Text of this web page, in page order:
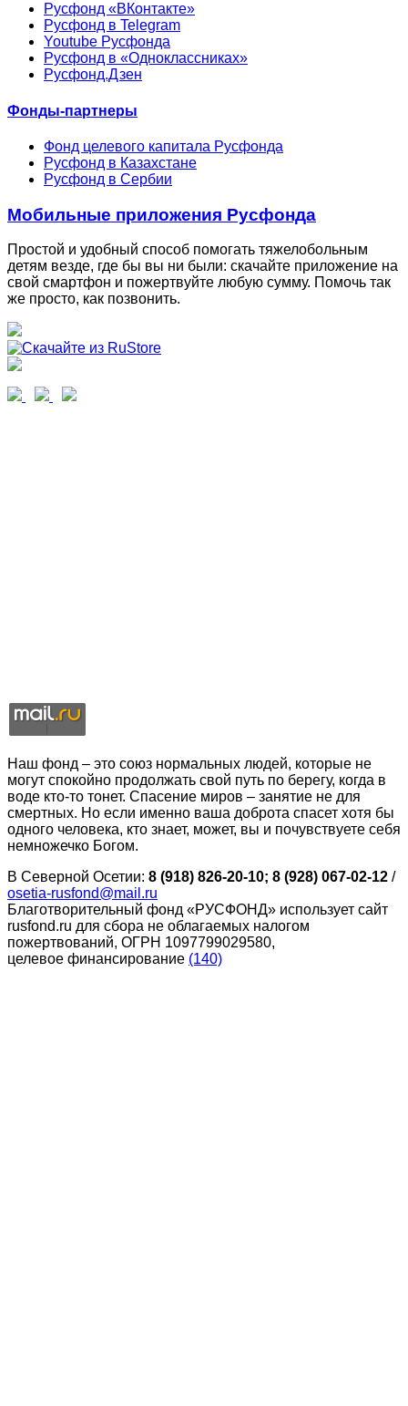
Русфонд «ВКонтакте»
Русфонд в Telegram
Youtube Русфонда
Русфонд в «Одноклассниках»
Русфонд.Дзен
Фонды-партнеры
Фонд целевого капитала Русфонда
Русфонд в Казахстане
Русфонд в Сербии
Мобильные приложения Русфонда
Простой и удобный способ помогать тяжелобольным
детям везде, где бы вы ни были: скачайте приложение на
свой смартфон и пожертвуйте любую сумму. Помочь так
же просто, как позвонить.
Наш фонд – это союз нормальных людей, которые не
могут спокойно продолжать свой путь по берегу, когда в
воде кто-то тонет. Спасение миров – занятие не для
смертных. Но если именно ваша доброта спасет хотя бы
одного человека, кто знает, может, вы и почувствуете себя
немножечко Богом.
В Северной Осетии: 8 (918) 826-20-10; 8 (928) 067-02-12 /
osetia-rusfond@mail.ru
Благотворительный фонд «РУСФОНД» использует сайт
rusfond.ru для сбора не облагаемых налогом
пожертвований, ОГРН 1097799029580,
целевое финансирование (140)